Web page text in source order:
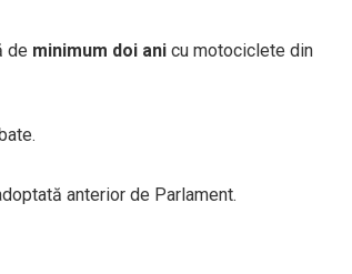
de minimum doi ani cu motociclete din
anterior de Parlament.